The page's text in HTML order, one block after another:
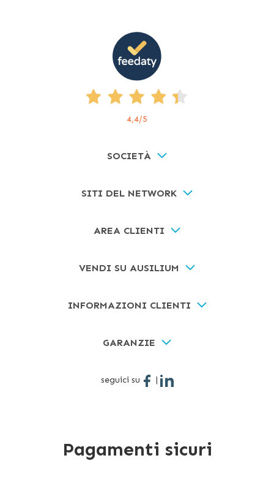
4,4/5
SOCIETÀ
SITI DEL NETWORK
AREA CLIENTI
VENDI SU AUSILIUM
INFORMAZIONI CLIENTI
GARANZIE
seguici su |
Pagamenti sicuri